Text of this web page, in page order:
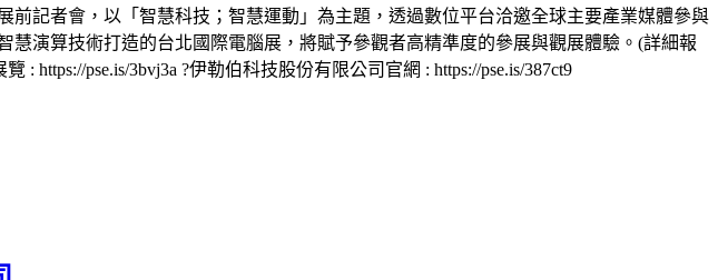
記者會，以「智慧科技；智慧運動」為主題，透過數位平台洽邀全球主要產業媒體參與
演算技術打造的台北國際電腦展，將賦予參觀者高精準度的參展與觀展體驗。(詳細報
: https://pse.is/3bvj3a ?伊勒伯科技股份有限公司官網 : https://pse.is/387ct9​